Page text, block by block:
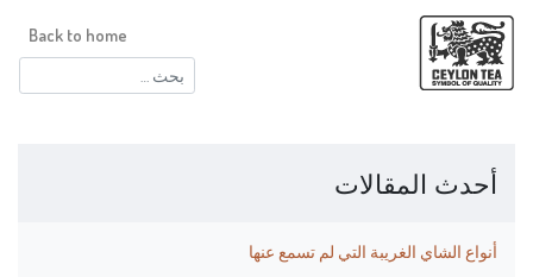
البحث
عن:
Back to home
أحدث المقالات
أنواع الشاي الغريبة التي لم تسمع عنها